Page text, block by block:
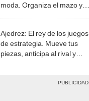
moda. Organiza el mazo y
Ajedrez: El rey de los juegos
de estrategia. Mueve tus
piezas, anticipa al rival y